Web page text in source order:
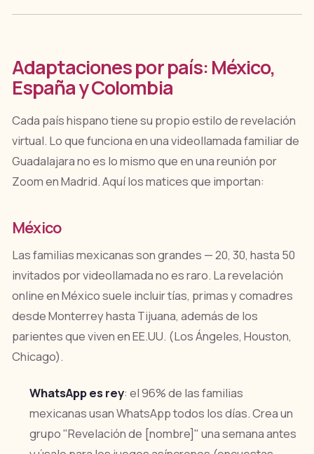
Adaptaciones por país: México,
España y Colombia
Cada país hispano tiene su propio estilo de revelación
virtual. Lo que funciona en una videollamada familiar de
Guadalajara no es lo mismo que en una reunión por
Zoom en Madrid. Aquí los matices que importan:
México
Las familias mexicanas son grandes — 20, 30, hasta 50
invitados por videollamada no es raro. La revelación
online en México suele incluir tías, primas y comadres
desde Monterrey hasta Tijuana, además de los
parientes que viven en EE.UU. (Los Ángeles, Houston,
Chicago).
WhatsApp es rey: el 96% de las familias
mexicanas usan WhatsApp todos los días. Crea un
grupo "Revelación de [nombre]" una semana antes